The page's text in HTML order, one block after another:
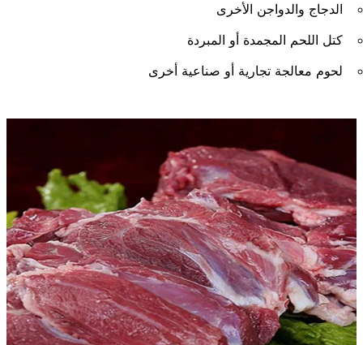
الدجاج والدواجن الأخرى
كتل اللحم المجمدة أو المبردة
لحوم معالجة تجارية أو صناعية أخرى